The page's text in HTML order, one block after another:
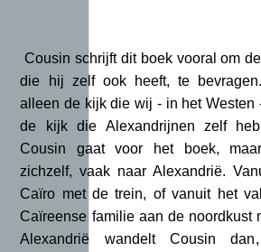
Cousin schrijft dit boek vooral om
die hij zelf ook heeft, te
alleen de kijk die wij - in het Westen
de kijk die Alexandrijnen zelf
Cousin gaat voor het boek,
zichzelf, vaak naar Alexandrië.
Caïro met de trein, of vanuit het
Caïreense familie aan de noordkust
Alexandrië wandelt Cousin